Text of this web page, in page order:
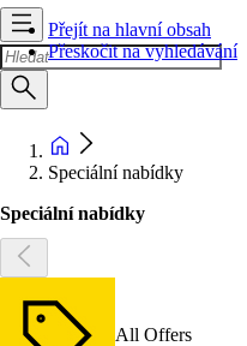
Přejít na hlavní obsah
Přeskočit na vyhledávání
Speciální nabídky
Speciální nabídky
All Offers